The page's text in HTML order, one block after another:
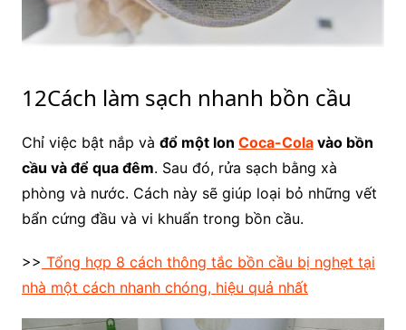
12Cách làm sạch nhanh bồn cầu
Chỉ việc bật nắp và đổ một lon Coca-Colavào bồn
cầu và để qua đêm. Sau đó, rửa sạch bằng xà
phòng và nước. Cách này sẽ giúp loại bỏ những vết
bẩn cứng đầu và vi khuẩn trong bồn cầu.
>> Tổng hợp 8 cách thông tắc bồn cầu bị nghẹt tại
nhà một cách nhanh chóng, hiệu quả nhất